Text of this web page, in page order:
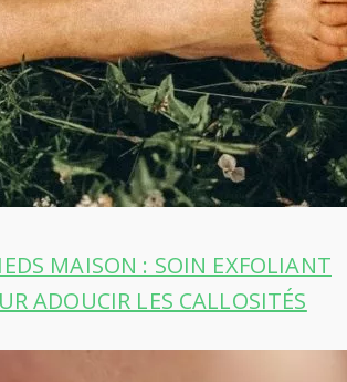
MAISON : SOIN EXFOLIANT
ADOUCIR LES CALLOSITÉS